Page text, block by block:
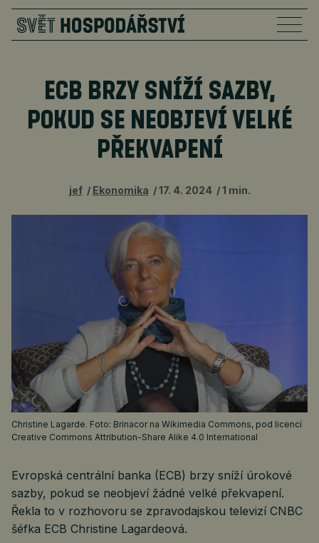
ECB BRZY SNÍŽÍ SAZBY,
POKUD SE NEOBJEVÍ VELKÉ
PŘEKVAPENÍ
jef Ekonomika 17. 4. 2024 1 min.
Christine Lagarde. Foto: Brinacor na Wikimedia Commons, pod licencí
Creative Commons Attribution-Share Alike 4.0 International
Evropská centrální banka (ECB) brzy sníží úrokové
sazby, pokud se neobjeví žádné velké překvapení.
Řekla to v rozhovoru se zpravodajskou televizí CNBC
šéfka ECB Christine Lagardeová.